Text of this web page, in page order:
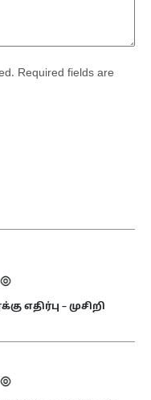
Required fields are
– முசிறி